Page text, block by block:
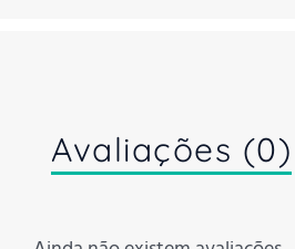
Avaliações (0)